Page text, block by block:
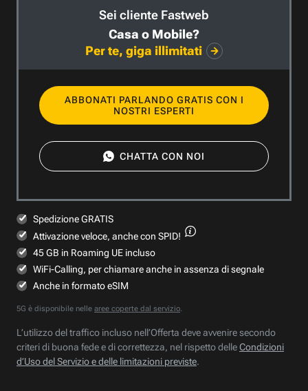
Sei cliente Fastweb
Casa o Mobile?
Per te, giga illimitati
ABBONATI PARLANDO GRATIS CON I
NOSTRI ESPERTI
CHATTA CON NOI
Spedizione GRATIS
Attivazione veloce, anche con SPID!
45 GB in Roaming UE incluso
WiFi-Calling, per chiamare anche in assenza di segnale
Anche in formato eSIM
5G è disponibile nelle aree coperte dal servizio.
L’utilizzo del traffico incluso nell’Offerta deve avvenire secondo
criteri di buona fede e di correttezza, nel rispetto delleCondizioni
d’Uso del Servizio e delle limitazioni previste.